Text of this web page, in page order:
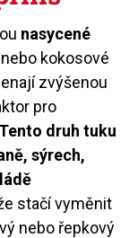
nasycené
kokosové
zvýšenou
pro
Tento druh tuku
sýrech,
stačí vyměnit
nebo řepkový